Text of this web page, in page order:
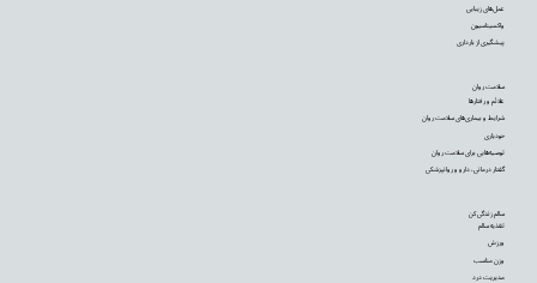
سالم زندگی کن
تغذیه سالم
ورزش
وزن مناسب
مدیریت درد
سلامت روان
علائم و رفتارها
شرایط و بیماری‌های سلامت روان
خودیاری
توصیه‌‌هایی برای سلامت روان
گفتار درمانی، دارو و روانپزشکی
عمل‌های زیبایی
واکسیناسیون
پیشگیری از بارداری